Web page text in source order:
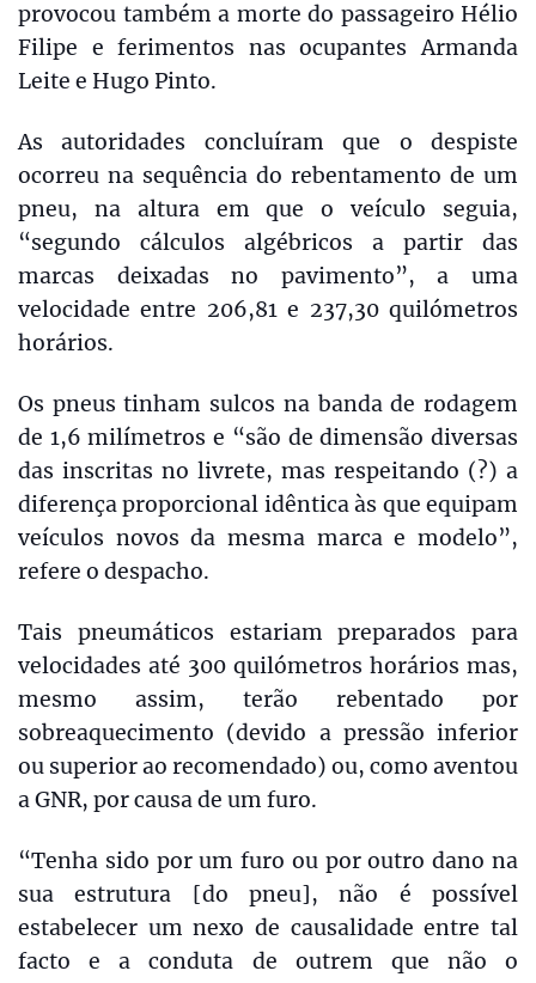
provocou também a morte do passageiro Hélio
Filipe e ferimentos nas ocupantes Armanda
Leite e Hugo Pinto.
As autoridades concluíram que o despiste
ocorreu na sequência do rebentamento de um
pneu, na altura em que o veículo seguia,
“segundo cálculos algébricos a partir das
marcas deixadas no pavimento”, a uma
velocidade entre 206,81 e 237,30 quilómetros
horários.
Os pneus tinham sulcos na banda de rodagem
de 1,6 milímetros e “são de dimensão diversas
das inscritas no livrete, mas respeitando (?) a
diferença proporcional idêntica às que equipam
veículos novos da mesma marca e modelo”,
refere o despacho.
Tais pneumáticos estariam preparados para
velocidades até 300 quilómetros horários mas,
mesmo assim, terão rebentado por
sobreaquecimento (devido a pressão inferior
ou superior ao recomendado) ou, como aventou
a GNR, por causa de um furo.
“Tenha sido por um furo ou por outro dano na
sua estrutura [do pneu], não é possível
estabelecer um nexo de causalidade entre tal
facto e a conduta de outrem que não o